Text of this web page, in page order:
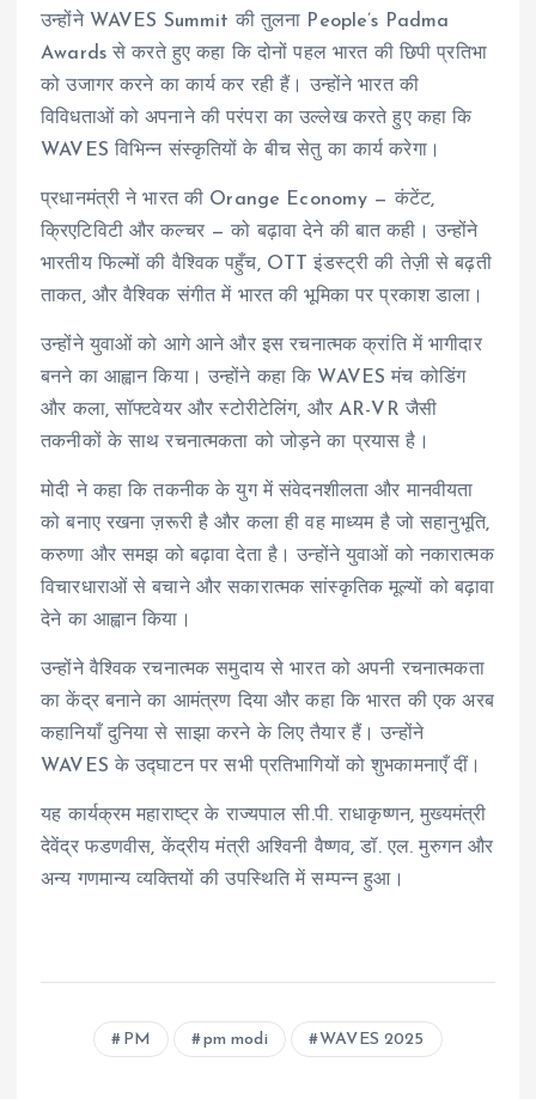
उन्होंने WAVES Summit की तुलना People’s Padma
Awards से करते हुए कहा कि दोनों पहल भारत की छिपी प्रतिभा
को उजागर करने का कार्य कर रही हैं। उन्होंने भारत की
विविधताओं को अपनाने की परंपरा का उल्लेख करते हुए कहा कि
WAVES विभिन्न संस्कृतियों के बीच सेतु का कार्य करेगा।
प्रधानमंत्री ने भारत की Orange Economy — कंटेंट,
क्रिएटिविटी और कल्चर — को बढ़ावा देने की बात कही। उन्होंने
भारतीय फिल्मों की वैश्विक पहुँच, OTT इंडस्ट्री की तेज़ी से बढ़ती
ताकत, और वैश्विक संगीत में भारत की भूमिका पर प्रकाश डाला।
उन्होंने युवाओं को आगे आने और इस रचनात्मक क्रांति में भागीदार
बनने का आह्वान किया। उन्होंने कहा कि WAVES मंच कोडिंग
और कला, सॉफ्टवेयर और स्टोरीटेलिंग, और AR-VR जैसी
तकनीकों के साथ रचनात्मकता को जोड़ने का प्रयास है।
मोदी ने कहा कि तकनीक के युग में संवेदनशीलता और मानवीयता
को बनाए रखना ज़रूरी है और कला ही वह माध्यम है जो सहानुभूति,
करुणा और समझ को बढ़ावा देता है। उन्होंने युवाओं को नकारात्मक
विचारधाराओं से बचाने और सकारात्मक सांस्कृतिक मूल्यों को बढ़ावा
देने का आह्वान किया।
उन्होंने वैश्विक रचनात्मक समुदाय से भारत को अपनी रचनात्मकता
का केंद्र बनाने का आमंत्रण दिया और कहा कि भारत की एक अरब
कहानियाँ दुनिया से साझा करने के लिए तैयार हैं। उन्होंने
WAVES के उद्घाटन पर सभी प्रतिभागियों को शुभकामनाएँ दीं।
यह कार्यक्रम महाराष्ट्र के राज्यपाल सी.पी. राधाकृष्णन, मुख्यमंत्री
देवेंद्र फडणवीस, केंद्रीय मंत्री अश्विनी वैष्णव, डॉ. एल. मुरुगन और
अन्य गणमान्य व्यक्तियों की उपस्थिति में सम्पन्न हुआ।
PM pm modi WAVES 2025